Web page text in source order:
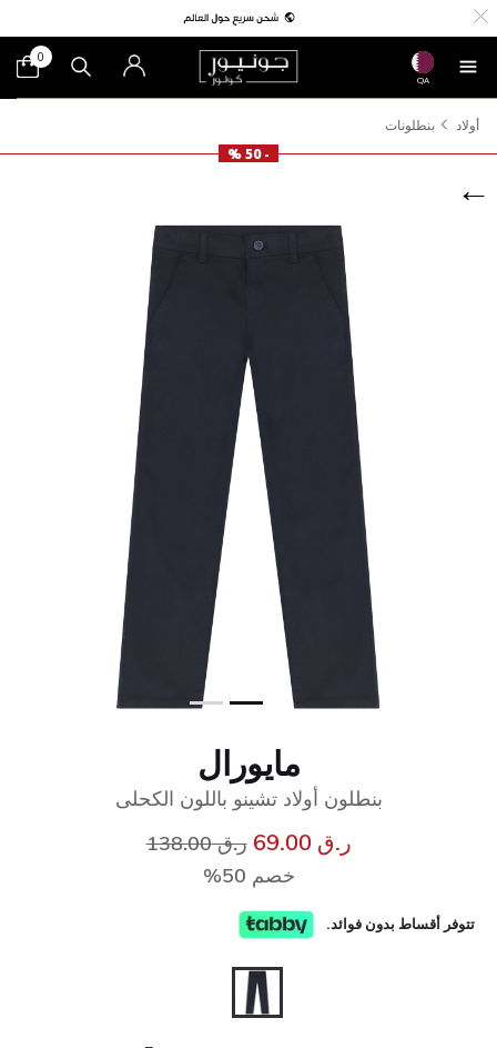
QA
0
أولاد
بنطلونات
- 50 %
مايورال
بنطلون أولاد تشينو باللون الكحلى
ر.ق 69.00 سعر مخفض من
ر.ق 138.00
خصم 50%
تتوفر أقساط بدون فوائد.